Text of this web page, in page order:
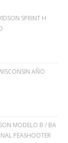
SPRINT H
AÑO
MODELO B / BA
PEASHOOTER